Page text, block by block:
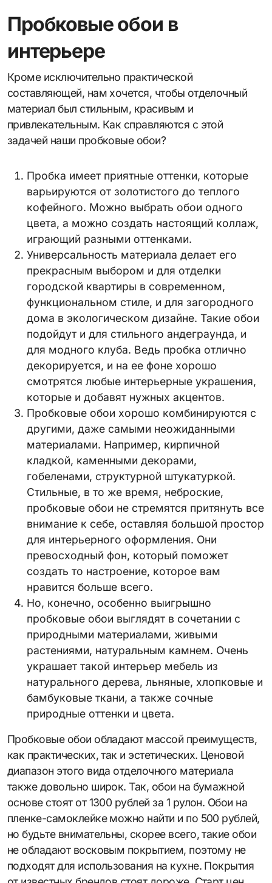
Пробковые обои в
интерьере
Кроме исключительно практической
составляющей, нам хочется, чтобы отделочный
материал был стильным, красивым и
привлекательным. Как справляются с этой
задачей наши пробковые обои?
Пробка имеет приятные оттенки, которые
варьируются от золотистого до теплого
кофейного. Можно выбрать обои одного
цвета, а можно создать настоящий коллаж,
играющий разными оттенками.
Универсальность материала делает его
прекрасным выбором и для отделки
городской квартиры в современном,
функциональном стиле, и для загородного
дома в экологическом дизайне. Такие обои
подойдут и для стильного андеграунда, и
для модного клуба. Ведь пробка отлично
декорируется, и на ее фоне хорошо
смотрятся любые интерьерные украшения,
которые и добавят нужных акцентов.
Пробковые обои хорошо комбинируются с
другими, даже самыми неожиданными
материалами. Например, кирпичной
кладкой, каменными декорами,
гобеленами, структурной штукатуркой.
Стильные, в то же время, неброские,
пробковые обои не стремятся притянуть все
внимание к себе, оставляя большой простор
для интерьерного оформления. Они
превосходный фон, который поможет
создать то настроение, которое вам
нравится больше всего.
Но, конечно, особенно выигрышно
пробковые обои выглядят в сочетании с
природными материалами, живыми
растениями, натуральным камнем. Очень
украшает такой интерьер мебель из
натурального дерева, льняные, хлопковые и
бамбуковые ткани, а также сочные
природные оттенки и цвета.
Пробковые обои обладают массой преимуществ,
как практических, так и эстетических. Ценовой
диапазон этого вида отделочного материала
также довольно широк. Так, обои на бумажной
основе стоят от 1300 рублей за 1 рулон. Обои на
пленке-самоклейке можно найти и по 500 рублей,
но будьте внимательны, скорее всего, такие обои
не обладают восковым покрытием, поэтому не
подходят для использования на кухне. Покрытия